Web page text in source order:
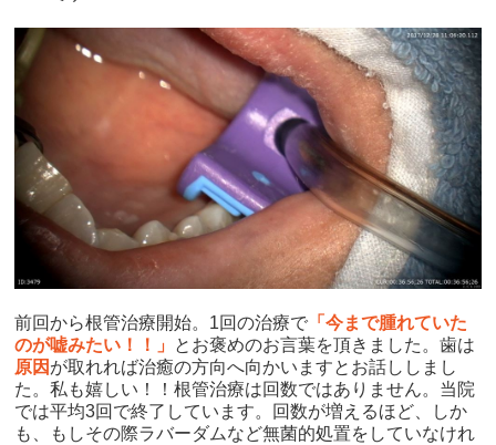
前回から根管治療開始。1回の治療で 「今まで腫れていた
のが嘘みたい！！」 とお褒めのお言葉を頂きました。歯は
原因 が取れれば治癒の方向へ向かいますとお話ししまし
た。私も嬉しい！！根管治療は回数ではありません。当院
では平均3回で終了しています。回数が増えるほど、しか
も、もしその際ラバーダムなど無菌的処置をしていなけれ